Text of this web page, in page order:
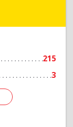
215
3